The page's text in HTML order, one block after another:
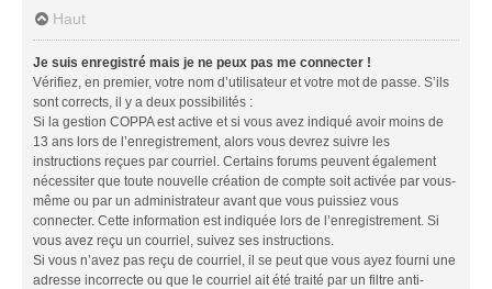
Haut
Je suis enregistré mais je ne peux pas me connecter !
Vérifiez, en premier, votre nom d’utilisateur et votre mot de passe. S’ils
sont corrects, il y a deux possibilités :
Si la gestion COPPA est active et si vous avez indiqué avoir moins de
13 ans lors de l’enregistrement, alors vous devrez suivre les
instructions reçues par courriel. Certains forums peuvent également
nécessiter que toute nouvelle création de compte soit activée par vous-
même ou par un administrateur avant que vous puissiez vous
connecter. Cette information est indiquée lors de l’enregistrement. Si
vous avez reçu un courriel, suivez ses instructions.
Si vous n’avez pas reçu de courriel, il se peut que vous ayez fourni une
adresse incorrecte ou que le courriel ait été traité par un filtre anti-